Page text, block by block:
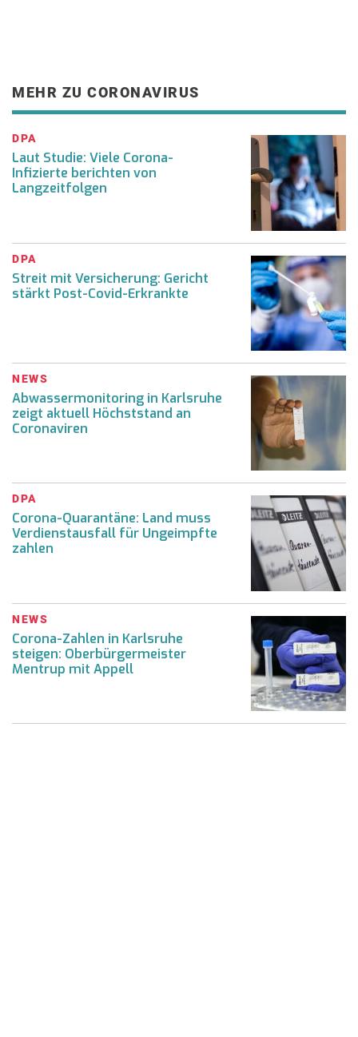
MEHR ZU CORONAVIRUS
DPA
Laut Studie: Viele Corona-
Infizierte berichten von
Langzeitfolgen
DPA
Streit mit Versicherung: Gericht
stärkt Post-Covid-Erkrankte
NEWS
Abwassermonitoring in Karlsruhe
zeigt aktuell Höchststand an
Coronaviren
DPA
Corona-Quarantäne: Land muss
Verdienstausfall für Ungeimpfte
zahlen
NEWS
Corona-Zahlen in Karlsruhe
steigen: Oberbürgermeister
Mentrup mit Appell